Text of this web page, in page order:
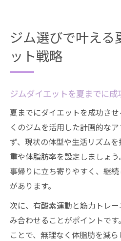
ジム選びで叶える
ット戦略
ジムダイエットを夏までに
夏までにダイエットを成功さ
くのジムを活用した計画的な
ず、現状の体型や生活リズム
重や体脂肪率を設定しましょ
事帰りに立ち寄りやすく、継
があります。
次に、有酸素運動と筋力トレ
み合わせることがポイントで
ことで、無理なく体脂肪を減